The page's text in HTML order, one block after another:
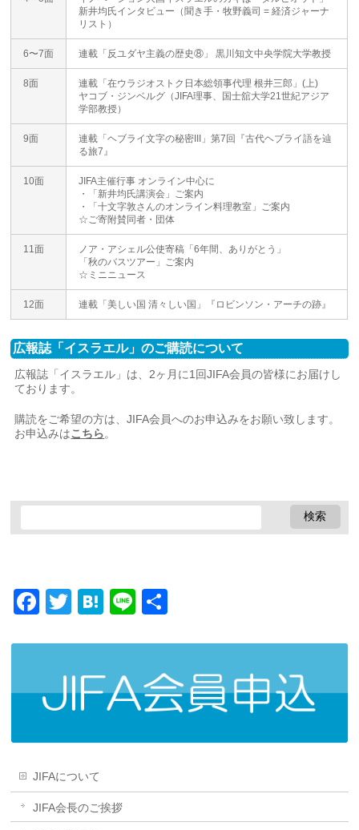
新井均氏インタビュー（聞き手・牧野義司 = 経済ジャーナ
リスト）
6〜7面 連載「反ユダヤ主義の歴史⑧」 黒川知文中央学院大学教授
8面
連載「在ウラジオストク日本総領事代理 根井三郎」(上)
ヤコブ・ジンベルグ（JIFA理事、国士舘大学21世紀アジア
学部教授）
9面
連載「ヘブライ文字の秘密III」第7回『古代ヘブライ語を辿
る旅7』
10面
JIFA主催行事 オンライン中心に
・「新井均氏講演会」ご案内
・「十文字敦さんのオンライン料理教室」ご案内
☆ご寄附賛同者・団体
11面
ノア・アシェル公使寄稿「6年間、ありがとう」
「秋のバスツアー」ご案内
☆ミニニュース
12面 連載「美しい国 清々しい国」『ロビンソン・アーチの跡』
広報誌「イスラエル」のご購読について
広報誌「イスラエル」は、2ヶ月に1回JIFA会員の皆様にお届けし
ております。
購読をご希望の方は、JIFA会員へのお申込みをお願い致します。
お申込みはこちら。
Facebook
Twitter
Hatena
Line
JIFAについて
JIFA会長のご挨拶